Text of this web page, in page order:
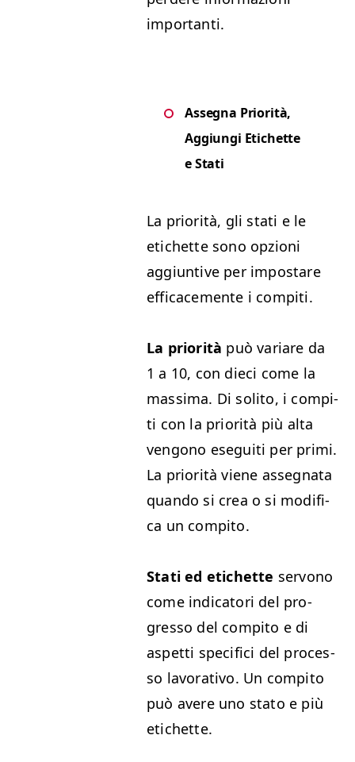
importanti.
Asseg­na Pri­or­ità,
Aggiun­gi Etichette
e Stati
La pri­or­ità, gli sta­ti e le
etichette sono opzioni
aggiun­tive per impostare
effi­cace­mente i compiti.
La pri­or­ità può vari­are da
1 a 10, con dieci come la
mas­si­ma. Di soli­to, i com­pi­
ti con la pri­or­ità più alta
ven­gono ese­gui­ti per pri­mi.
La pri­or­ità viene asseg­na­ta
quan­do si crea o si mod­i­fi­
ca un compito.
Sta­ti ed etichette ser­vono
come indi­ca­tori del pro­
gres­so del com­pi­to e di
aspet­ti speci­fi­ci del proces­
so lavo­ra­ti­vo. Un com­pi­to
può avere uno sta­to e più
etichette.